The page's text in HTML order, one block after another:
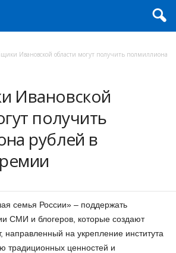
Ивановской области могут получить полмиллиона
Ивановской
получить
рублей в
семья России» – поддержать
СМИ и блогеров, которые создают
направленный на укрепление института
традиционных ценностей и